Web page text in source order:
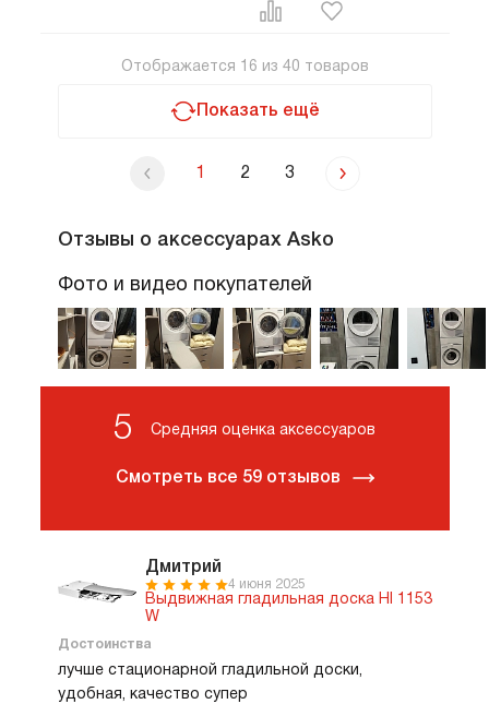
Отображается 16 из 40 товаров
Показать ещё
1 2 3
Отзывы о аксессуарах Asko
Фото и видео покупателей
Дмитрий
4 июня 2025
Выдвижная гладильная доска HI 1153
W
Достоинства
лучше стационарной гладильной доски,
удобная, качество супер
5 Средняя оценка аксессуаров
Смотреть все 59 отзывов